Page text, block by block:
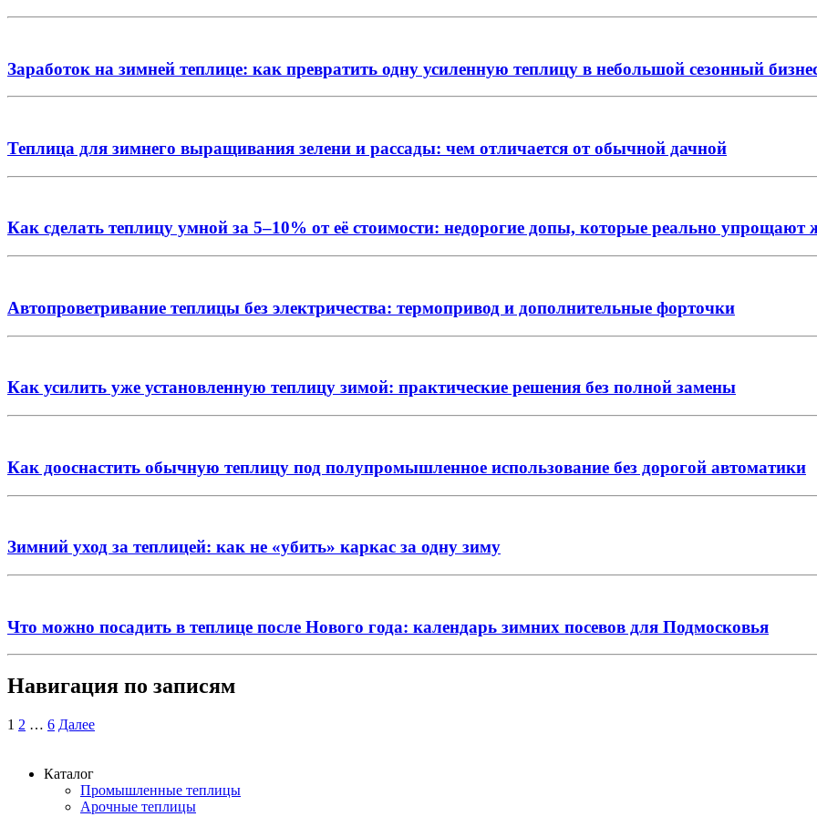
Заработок на зимней теплице: как превратить одну усиленную теплицу в небольшой сезонный
Теплица для зимнего выращивания зелени и рассады: чем отличается от обычной дачной
Как сделать теплицу умной за 5–10% от её стоимости: недорогие допы, которые реально упрощают
Автопроветривание теплицы без электричества: термопривод и дополнительные форточки
Как усилить уже установленную теплицу зимой: практические решения без полной замены
Как дооснастить обычную теплицу под полупромышленное использование без дорогой автоматики
Зимний уход за теплицей: как не «убить» каркас за одну зиму
Что можно посадить в теплице после Нового года: календарь зимних посевов для Подмосковья
Навигация по записям
1 2 … 6 Далее
Каталог
Промышленные теплицы
Арочные теплицы